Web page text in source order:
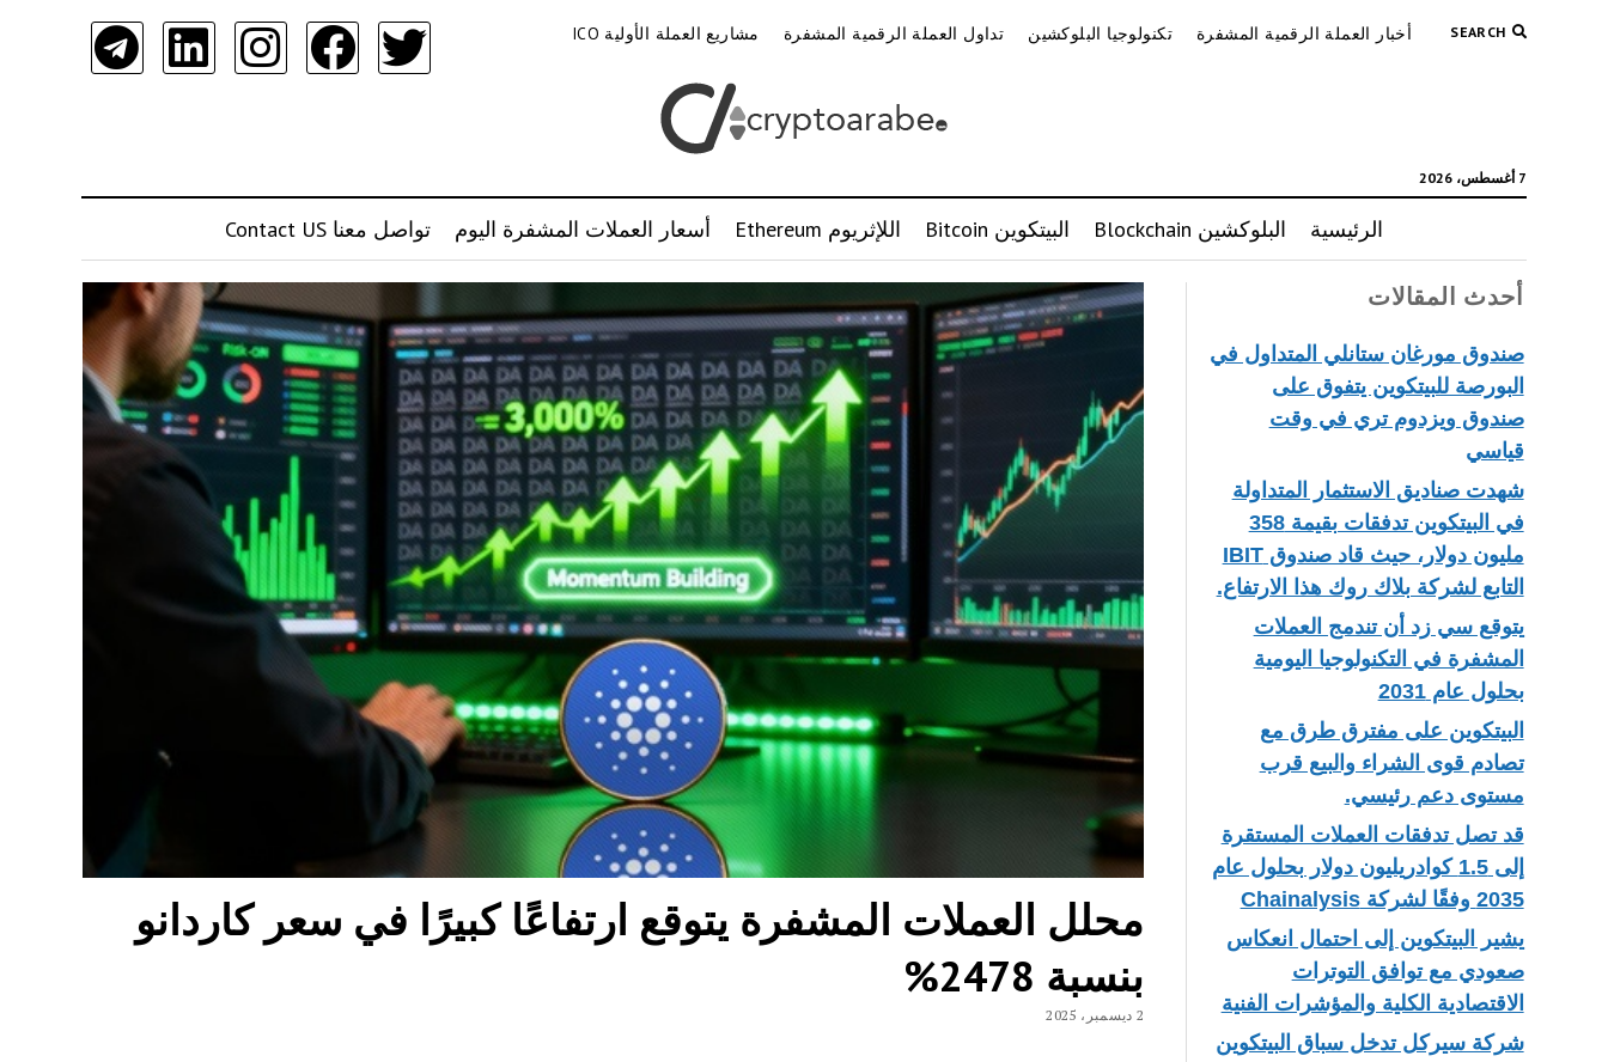
SEARCH أخبار العملة الرقمية المشفرة تكنولوجيا البلوكشين تداول العملة الرقمية المشفرة مشاريع العملة الأولية ICO
7 أغسطس، 2026
الرئيسية البلوكشين Blockchain البيتكوين Bitcoin اللإثريوم Ethereum أسعار العملات المشفرة اليوم تواصل معنا Contact US
أحدث المقالات
صندوق مورغان ستانلي المتداول في
البورصة للبيتكوين يتفوق على
صندوق ويزدوم تري في وقت
قياسي
شهدت صناديق الاستثمار المتداولة
في البيتكوين تدفقات بقيمة 358
مليون دولار، حيث قاد صندوق IBIT
التابع لشركة بلاك روك هذا الارتفاع.
يتوقع سي زد أن تندمج العملات
المشفرة في التكنولوجيا اليومية
بحلول عام 2031
البيتكوين على مفترق طرق مع
تصادم قوى الشراء والبيع قرب
مستوى دعم رئيسي.
قد تصل تدفقات العملات المستقرة
إلى 1.5 كوادريليون دولار بحلول عام
2035 وفقًا لشركة Chainalysis
يشير البيتكوين إلى احتمال انعكاس
صعودي مع توافق التوترات
الاقتصادية الكلية والمؤشرات الفنية
شركة سيركل تدخل سباق البيتكوين
محلل العملات المشفرة يتوقع ارتفاعًا كبيرًا في سعر كاردانو
بنسبة 2478%
2 ديسمبر، 2025